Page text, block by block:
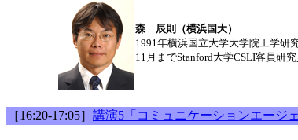
森 辰則（横浜国大）
1991年横浜国立大学大学院工学研
11月までStanford大学CSLI客員研
［16:20-17:05］ 講演5「コミュニケーションエージ